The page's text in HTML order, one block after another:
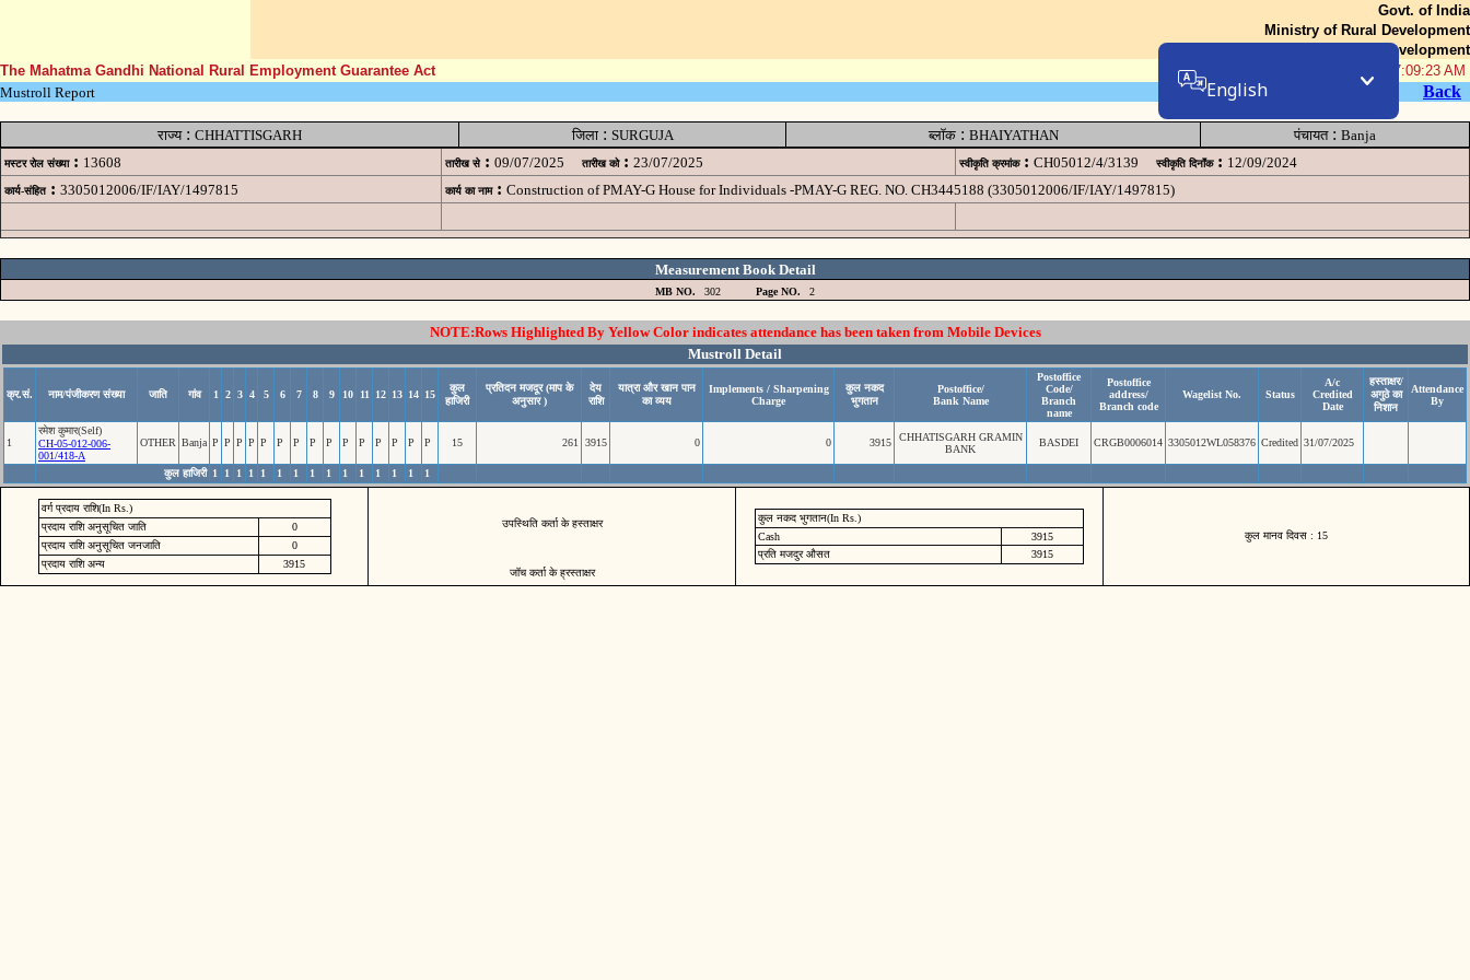
Govt. of India
Ministry of Rural Development
Department of Rural Development
The Mahatma Gandhi National Rural Employment Guarantee Act
07-Aug-2026 07:09:23 AM
Mustroll Report
Back
राज्य: CHHATTISGARH जिला: SURGUJA ब्लॉक: BHAIYATHAN पंचायत: Banja
मस्टर रोल संख्या : 13608 तारीख से : 09/07/2025 तारीख को : 23/07/2025 स्वीकृति क्रमांक : CH05012/4/3139 स्वीकृति दिनॉंक : 12/09/2024
कार्य-संहित : 3305012006/IF/IAY/1497815 कार्य का नाम : Construction of PMAY-G House for Individuals -PMAY-G REG. NO. CH3445188 (3305012006/IF/IAY/1497815)
Measurement Book Detail
MB NO. 302 Page NO. 2
NOTE:Rows Highlighted By Yellow Color indicates attendance has been taken from Mobile Devices
Mustroll Detail
क्र.सं. नाम/पंजीकरण संख्या जाति गांव 1 2 3 4 5 6 7 8 9 10 11 12 13 14 15
कुल
हाजिरी
प्रतिदन मजदूर (माप के
अनुसार )
देय
राशि
यात्रा और खान पान
का व्यय
Implements / Sharpening
Charge
कुल नकद
भुगतान
Postoffice/
Bank Name
Postoffice
Code/
Branch
name
Postoffice
address/
Branch code
Wagelist No. Status
A/c
Credited
Date
हस्ताक्षर/
अगुठे का
निशान
Attendance
By
1
रमेश कुमार(Self)
CH-05-012-006-
001/418-A
OTHER Banja P P P P P P P P P P P P P P P 15 261 3915 0 0 3915
CHHATISGARH GRAMIN
BANK
BASDEI CRGB0006014 3305012WL058376 Credited 31/07/2025
कुल हाजिरी 1 1 1 1 1 1 1 1 1 1 1 1 1 1 1
वर्ग प्रदाय राशि(In Rs.)
प्रदाय राशि अनुसूचित जाति
0
प्रदाय राशि अनुसूचित जनजाति
0
प्रदाय राशि अन्य
3915
उपस्थिति कर्ता के हस्ताक्षर
जॉच कर्ता के ह्रस्ताक्षर
कुल नकद भुगतान(In Rs.)
Cash
3915
प्रति मजदुर औसत
3915
कुल मानव दिवस : 15
English